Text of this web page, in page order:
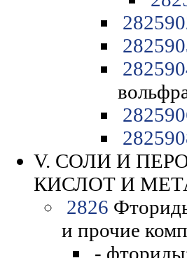
V. СОЛИ И
КИСЛОТ И
2826
и прочие
-